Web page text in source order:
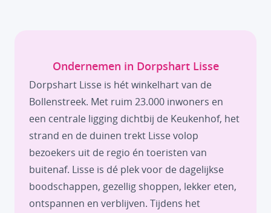
Ondernemen in Dorpshart Lisse
Dorpshart Lisse is hét winkelhart van de
Bollenstreek. Met ruim 23.000 inwoners en
een centrale ligging dichtbij de Keukenhof, het
strand en de duinen trekt Lisse volop
bezoekers uit de regio én toeristen van
buitenaf. Lisse is dé plek voor de dagelijkse
boodschappen, gezellig shoppen, lekker eten,
ontspannen en verblijven. Tijdens het